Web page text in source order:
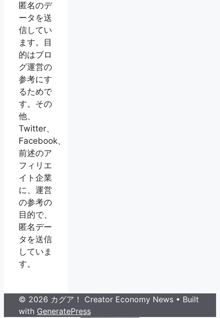
匿名のデ
ータを送
信してい
ます。目
的はブロ
グ運営の
参考にす
るためで
す。その
他、
Twitter、
Facebook、
前述のア
フィリエ
イト企業
に、運営
の参考の
目的で、
匿名デー
タを送信
していま
す。
© 2026 カグア！ Creator Economy News • Built
with GeneratePress